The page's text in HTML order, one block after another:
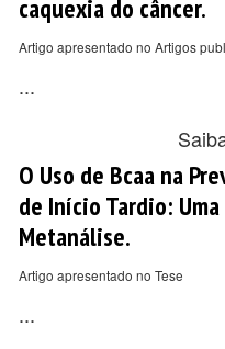
caquexia do câncer.
Artigo apresentado no Artigos
...
O Uso de Bcaa na
de Início Tardio:
Metanálise.
Artigo apresentado no Tese
...